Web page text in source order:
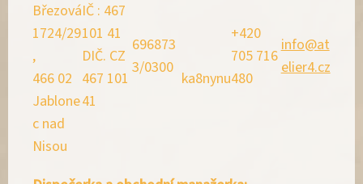
Březová
1724/29
,
466 02
Jablone
c nad
Nisou
IČ : 467
101 41
DIČ. CZ
467 101
41
696873
3/0300
ka8nynu
+420
705 716
480
info@at
elier4.cz